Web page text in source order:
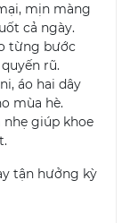
mịn màng
cả ngày.
từng bước
rũ.
áo hai dây
mùa hè.
nhẹ giúp khoe
tận hưởng kỳ
item”